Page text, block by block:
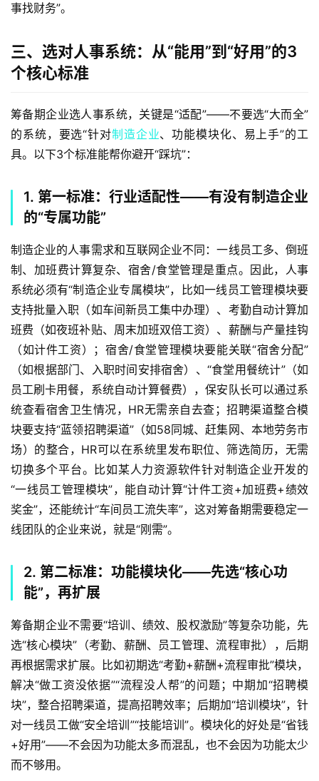
事找财务”。
三、选对人事系统：从“能用”到“好用”的3
个核心标准
筹备期企业选人事系统，关键是“适配”——不要选“大而全”
的系统，要选“针对制造企业、功能模块化、易上手”的工
具。以下3个标准能帮你避开“踩坑”：
1. 第一标准：行业适配性——有没有制造企业
的“专属功能”
制造企业的人事需求和互联网企业不同：一线员工多、倒班
制、加班费计算复杂、宿舍/食堂管理是重点。因此，人事
系统必须有“制造企业专属模块”，比如一线员工管理模块要
支持批量入职（如车间新员工集中办理）、考勤自动计算加
班费（如夜班补贴、周末加班双倍工资）、薪酬与产量挂钩
（如计件工资）；宿舍/食堂管理模块要能关联“宿舍分配”
（如根据部门、入职时间安排宿舍）、“食堂用餐统计”（如
员工刷卡用餐，系统自动计算餐费），保安队长可以通过系
统查看宿舍卫生情况，HR无需亲自去查；招聘渠道整合模
块要支持“蓝领招聘渠道”（如58同城、赶集网、本地劳务市
场）的整合，HR可以在系统里发布职位、筛选简历，无需
切换多个平台。比如某人力资源软件针对制造企业开发的
“一线员工管理模块”，能自动计算“计件工资+加班费+绩效
奖金”，还能统计“车间员工流失率”，这对筹备期需要稳定一
线团队的企业来说，就是“刚需”。
2. 第二标准：功能模块化——先选“核心功
能”，再扩展
筹备期企业不需要“培训、绩效、股权激励”等复杂功能，先
选“核心模块”（考勤、薪酬、员工管理、流程审批），后期
再根据需求扩展。比如初期选“考勤+薪酬+流程审批”模块，
解决“做工资没依据”“流程没人帮”的问题；中期加“招聘模
块”，整合招聘渠道，提高招聘效率；后期加“培训模块”，针
对一线员工做“安全培训”“技能培训”。模块化的好处是“省钱
+好用”——不会因为功能太多而混乱，也不会因为功能太少
而不够用。